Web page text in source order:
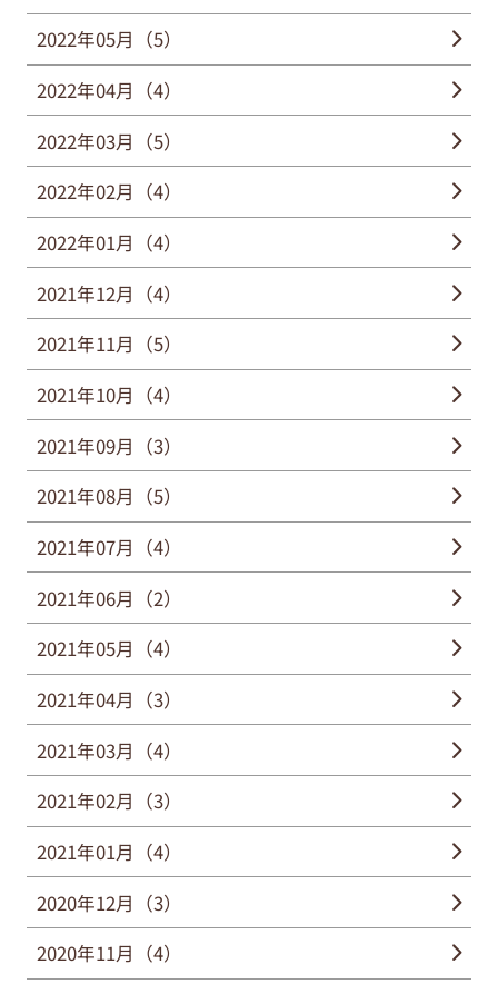
2022年05月（5）
2022年04月（4）
2022年03月（5）
2022年02月（4）
2022年01月（4）
2021年12月（4）
2021年11月（5）
2021年10月（4）
2021年09月（3）
2021年08月（5）
2021年07月（4）
2021年06月（2）
2021年05月（4）
2021年04月（3）
2021年03月（4）
2021年02月（3）
2021年01月（4）
2020年12月（3）
2020年11月（4）